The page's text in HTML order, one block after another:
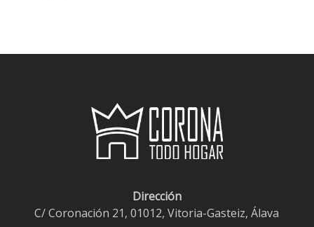
Dirección
C/ Coronación 21, 01012, Vitoria-Gasteiz, Álava